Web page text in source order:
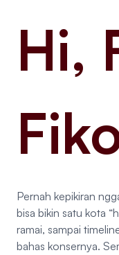
Hi,
Pernah kepikiran
bisa bikin satu kota
ramai, sampai
bahas konsernya.